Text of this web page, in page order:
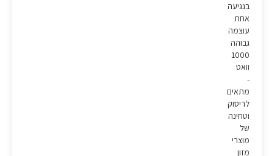
בנגיעה
אחת
עוצמה
גבוהה
1000
וואט
מתאים
לריסוק
וטחינה
של
מוצרי
מזון